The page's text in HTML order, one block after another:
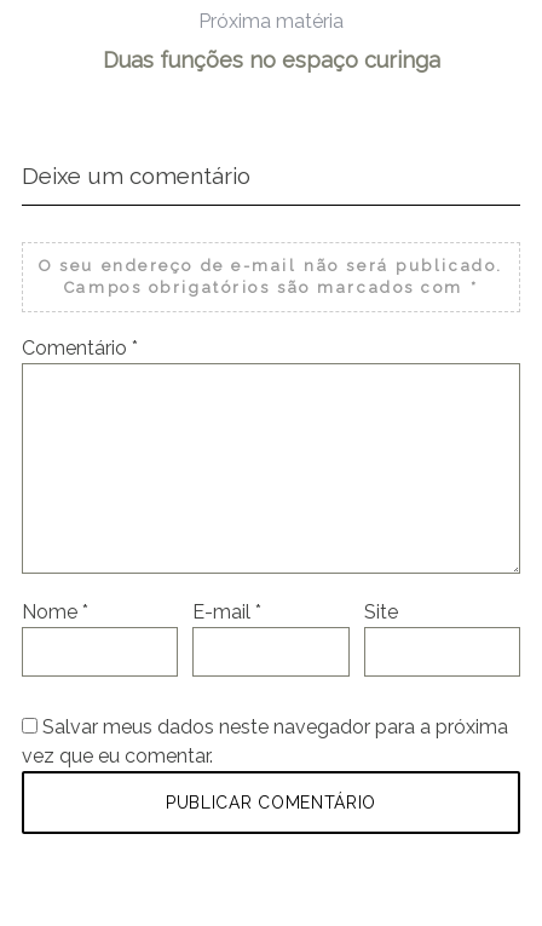
Próxima matéria
Duas funções no espaço curinga
Deixe um comentário
O seu endereço de e-mail não será publicado.
Campos obrigatórios são marcados com *
Comentário *
Nome * E-mail* Site
Salvar meus dados neste navegador para a próxima
vez que eu comentar.